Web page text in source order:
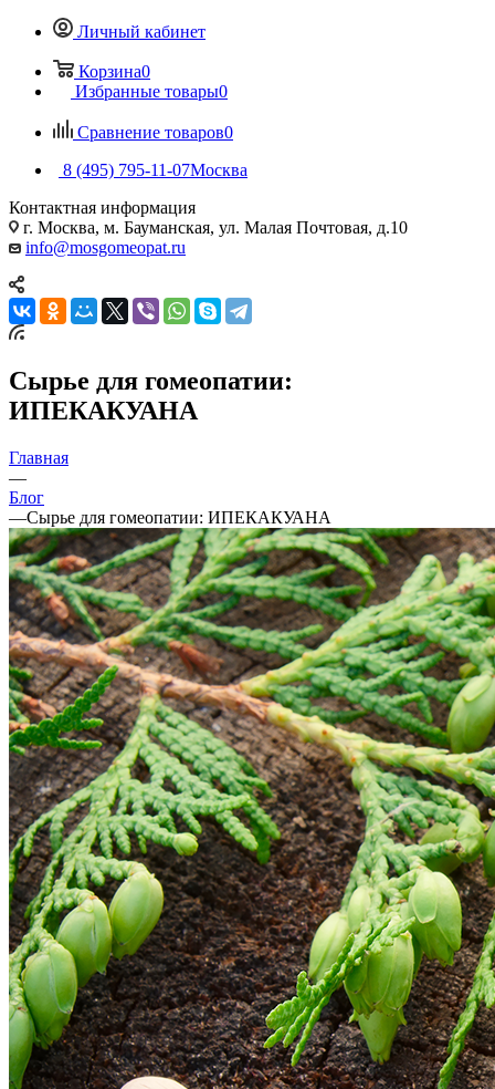
Личный кабинет
Корзина0
Избранные товары0
Сравнение товаров0
8 (495) 795-11-07Москва
Контактная информация
г. Москва, м. Бауманская, ул. Малая Почтовая, д.10
info@mosgomeopat.ru
Сырье для гомеопатии:
ИПЕКАКУАНА
Главная
—
Блог
—Сырье для гомеопатии: ИПЕКАКУАНА